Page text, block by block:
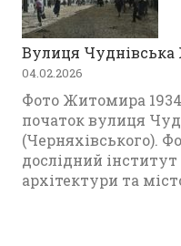
Вулиця
04.02.2026
Фото Житомира
початок вулиця
(Черняхівського).
дослідний інститут
архітектури та